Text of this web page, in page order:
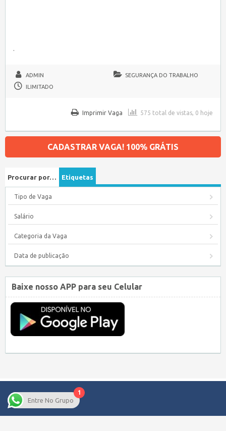
.
ADMIN
SEGURANÇA DO TRABALHO
ILIMITADO
575 total de vistas, 0 hoje
Imprimir Vaga
CADASTRAR VAGA! 100% GRÁTIS
Procurar por… Etiquetas
Tipo de Vaga
Salário
Categoria da Vaga
Data de publicação
Baixe nosso APP para seu Celular
1
Entre No Grupo